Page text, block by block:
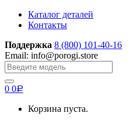
Каталог деталей
Контакты
Поддержка 8 (800) 101-40-16
Email: info@porogi.store
Search
for:
0 0Р
Корзина пуста.